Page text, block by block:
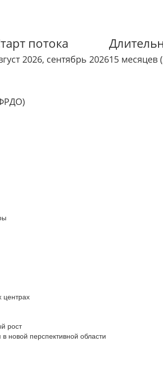
потока
2026, сентябрь 202615 месяцев
центрах
рост
в новой перспективной области